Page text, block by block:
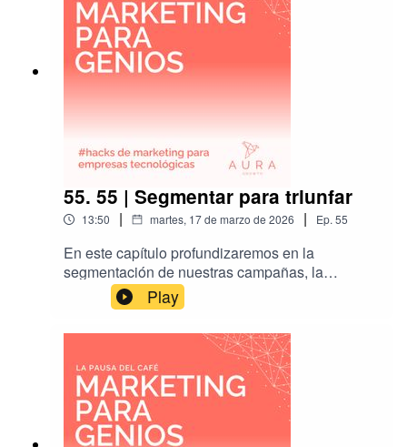
55. 55 | Segmentar para triunfar
13:50 | martes, 17 de marzo de 2026 | Ep. 55
En este capítulo profundizaremos en la
segmentación de nuestras campañas, la
elección de perfiles, industrias y tamaños, para
que sean un éxito.
Play